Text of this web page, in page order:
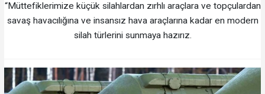
“Müttefiklerimize küçük silahlardan zırhlı araçlara ve topçulardan
savaş havacılığına ve insansız hava araçlarına kadar en modern
silah türlerini sunmaya hazırız.